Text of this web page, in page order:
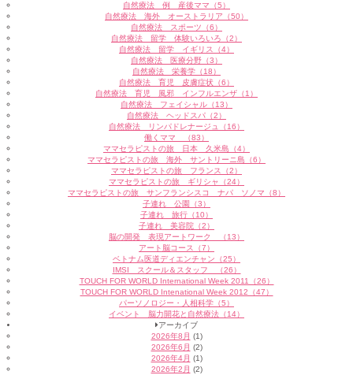
自然療法 例 産後ママ（5）
自然療法 海外 オーストラリア（50）
自然療法 スポーツ（6）
自然療法 留学 体験いろいろ（2）
自然療法 留学 イギリス（4）
自然療法 医療分野（3）
自然療法 栄養学（18）
自然療法 育児 皮膚症状（6）
自然療法 育児 風邪 インフルエンザ（1）
自然療法 フェイシャル（13）
自然療法 ヘッドスパ（2）
自然療法 リンパドレナージュ（16）
働くママ （83）
ママセラピストの旅 日本 久米島（4）
ママセラピストの旅 海外 サントリーニ島（6）
ママセラピストの旅 フランス（2）
ママセラピストの旅 ギリシャ（24）
ママセラピストの旅 サンフランシスコ ナパ ソノマ（8）
子連れ 公園（3）
子連れ 旅行（10）
子連れ 美容院（2）
脳の開発 表現アートワーク （13）
アート脳コース（7）
ベトナム医道ディエンチャン（25）
IMSI スクール＆スタッフ （26）
TOUCH FOR WORLD International Week 2011（26）
TOUCH FOR WORLD Intenational Week 2012（47）
パーソノロジー・人相科学（5）
イベント 脳力開花と自然療法（14）
アーカイブ
2026年8月 (1)
2026年6月 (2)
2026年4月 (1)
2026年2月 (2)